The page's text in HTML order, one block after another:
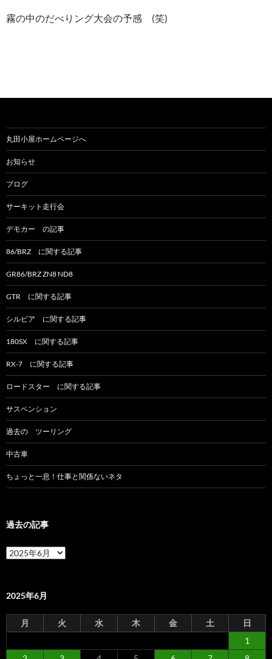
霧の中のだべりング大会の予感 (笑)
丸田小屋ホームページへ
お知らせ
ブログ
サーキット走行会
デモカー の記事
86/BRZ に関する記事
GR86/BRZ ZN8 ND8
GTR に関する記事
シルビア に関する記事
180SX に関する記事
RX-7 に関する記事
ロードスター に関する記事
サスペンション
過去の ツーリング
中古車
ちょっと一息！仕事と関係ないネタ
過去の記事
過
去
事
2025年6月
月 火 水 木 金 土
日
1